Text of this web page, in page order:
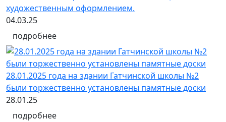
художественным оформлением.
04.03.25
подробнее
28.01.2025 года на здании Гатчинской школы №2
были торжественно установлены памятные доски
28.01.25
подробнее